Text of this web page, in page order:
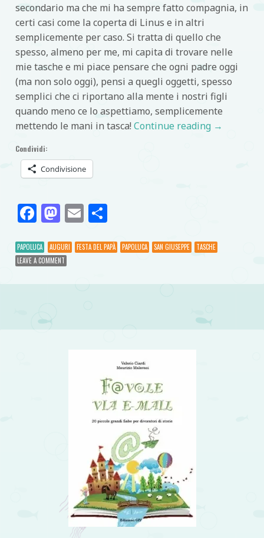
secondario ma che mi ha sempre fatto compagnia, in
certi casi come la coperta di Linus e in altri
semplicemente per caso. Si tratta di quello che
spesso, almeno per me, mi capita di trovare nelle
mie tasche e mi piace pensare che ogni padre oggi
(ma non solo oggi), pensi a quegli oggetti, spesso
semplici che ci riportano alla mente i nostri figli
quando meno ce lo aspettiamo, semplicemente
mettendo le mani in tasca! Continue reading →
Condividi:
Condivisione
Facebook
Mastodon
Email
PAPOLUCA AUGURI FESTA DEL PAPÀ PAPOLUCA SAN GIUSEPPE
TASCHE
LEAVE A COMMENT
Post navigation